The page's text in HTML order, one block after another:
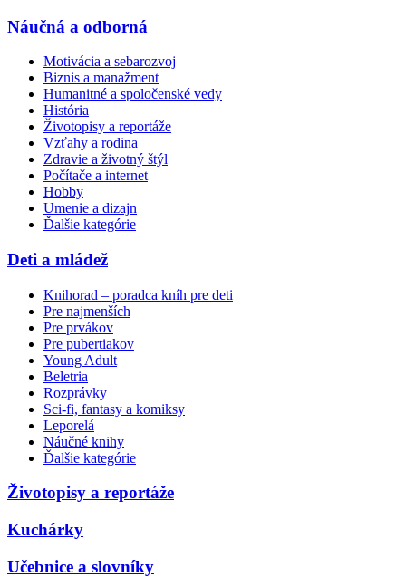
Náučná a odborná
Motivácia a sebarozvoj
Biznis a manažment
Humanitné a spoločenské vedy
História
Životopisy a reportáže
Vzťahy a rodina
Zdravie a životný štýl
Počítače a internet
Hobby
Umenie a dizajn
Ďalšie kategórie
Deti a mládež
Knihorad – poradca kníh pre deti
Pre najmenších
Pre prvákov
Pre pubertiakov
Young Adult
Beletria
Rozprávky
Sci-fi, fantasy a komiksy
Leporelá
Náučné knihy
Ďalšie kategórie
Životopisy a reportáže
Kuchárky
Učebnice a slovníky